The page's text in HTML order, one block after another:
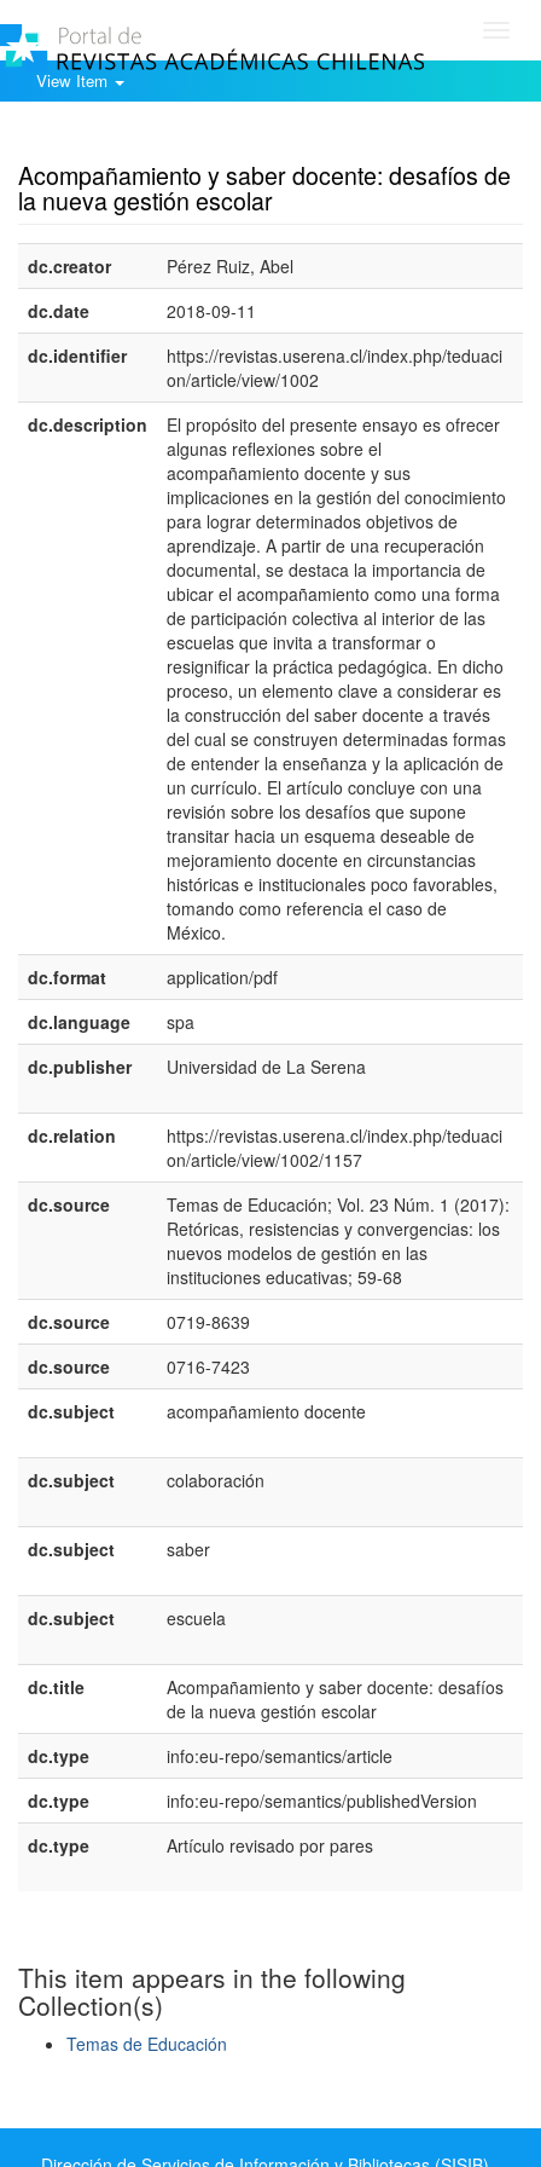
View Item
Acompañamiento y saber docente: desafíos de
la nueva gestión escolar
dc.creator
Pérez Ruiz, Abel
dc.date
2018-09-11
dc.identifier
https://revistas.userena.cl/index.php/teduaci
on/article/view/1002
dc.description
El propósito del presente ensayo es ofrecer
algunas reflexiones sobre el
acompañamiento docente y sus
implicaciones en la gestión del conocimiento
para lograr determinados objetivos de
aprendizaje. A partir de una recuperación
documental, se destaca la impor­tancia de
ubicar el acompañamiento como una forma
de participación colectiva al inte­rior de las
escuelas que invita a transformar o
resignificar la práctica pedagógica. En dicho
proceso, un elemento clave a considerar es
la construcción del saber docente a través
del cual se construyen determinadas formas
de entender la enseñanza y la aplicación de
un currículo. El artículo concluye con una
revisión sobre los desafíos que supone
transitar hacia un esquema deseable de
mejoramiento docente en circunstancias
históricas e insti­tucionales poco favorables,
tomando como referencia el caso de
México.
dc.format
application/pdf
dc.language
spa
dc.publisher
Universidad de La Serena
dc.relation
https://revistas.userena.cl/index.php/teduaci
on/article/view/1002/1157
dc.source
Temas de Educación; Vol. 23 Núm. 1 (2017):
Retóricas, resistencias y convergencias: los
nuevos modelos de gestión en las
instituciones educativas; 59-68
dc.source
0719-8639
dc.source
0716-7423
dc.subject
acompañamiento docente
dc.subject
colaboración
dc.subject
saber
dc.subject
escuela
dc.title
Acompañamiento y saber docente: desafíos
de la nueva gestión escolar
dc.type
info:eu-repo/semantics/article
dc.type
info:eu-repo/semantics/publishedVersion
dc.type
Artículo revisado por pares
This item appears in the following
Collection(s)
Temas de Educación